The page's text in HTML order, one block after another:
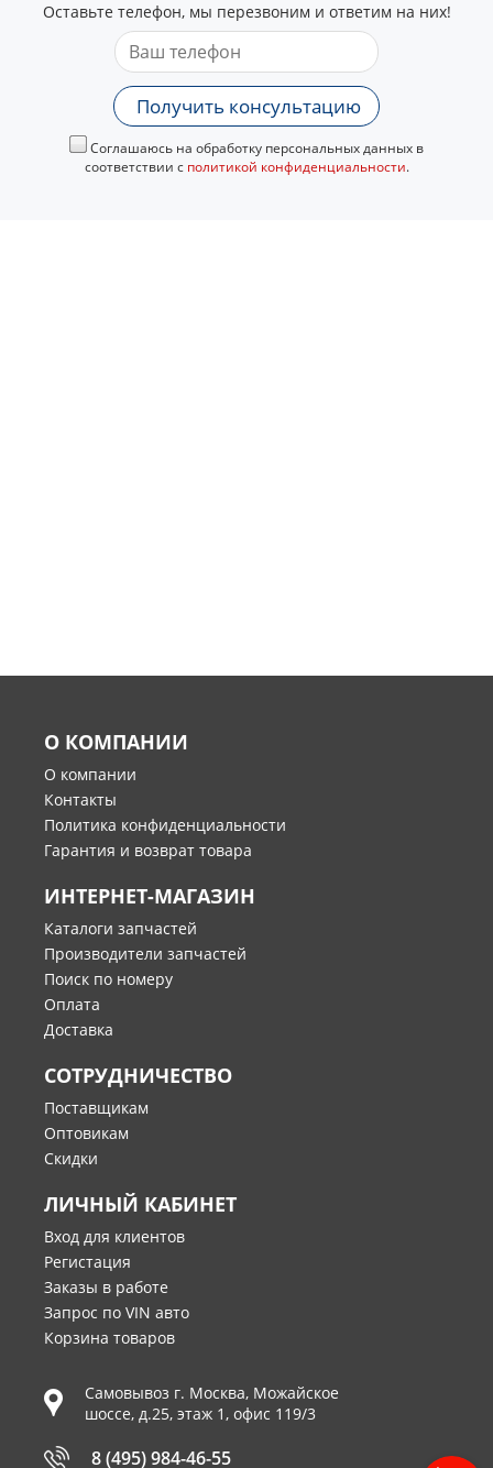
Оставьте телефон, мы перезвоним и ответим на них!
Получить консультацию
Соглашаюсь на обработку персональных данных в
соответствии с политикой конфиденциальности.
О КОМПАНИИ
О компании
Контакты
Политика конфиденциальности
Гарантия и возврат товара
ИНТЕРНЕТ-МАГАЗИН
Каталоги запчастей
Производители запчастей
Поиск по номеру
Оплата
Доставка
СОТРУДНИЧЕСТВО
Поставщикам
Оптовикам
Скидки
ЛИЧНЫЙ КАБИНЕТ
Вход для клиентов
Регистация
Заказы в работе
Запрос по VIN авто
Корзина товаров
Самовывоз г. Москва, Можайское
шоссе, д.25, этаж 1, офис 119/3
8 (495) 984-46-55